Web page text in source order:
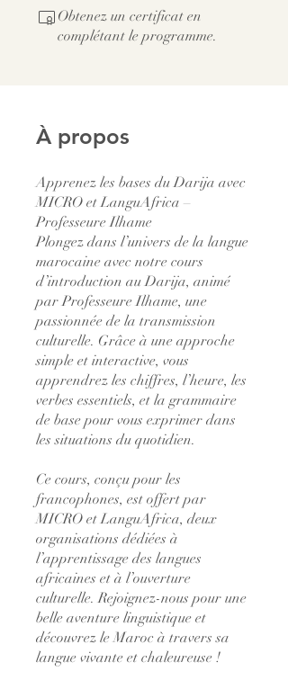
Obtenez un certificat en
complétant le programme.
À propos
Apprenez les bases du Darija avec
MICRO et LanguAfrica –
Professeure Ilhame
Plongez dans l’univers de la langue
marocaine avec notre cours
d’introduction au Darija, animé
par Professeure Ilhame, une
passionnée de la transmission
culturelle. Grâce à une approche
simple et interactive, vous
apprendrez les chiffres, l’heure, les
verbes essentiels, et la grammaire
de base pour vous exprimer dans
les situations du quotidien.
Ce cours, conçu pour les
francophones, est offert par
MICRO et LanguAfrica, deux
organisations dédiées à
l’apprentissage des langues
africaines et à l’ouverture
culturelle. Rejoignez-nous pour une
belle aventure linguistique et
découvrez le Maroc à travers sa
langue vivante et chaleureuse !